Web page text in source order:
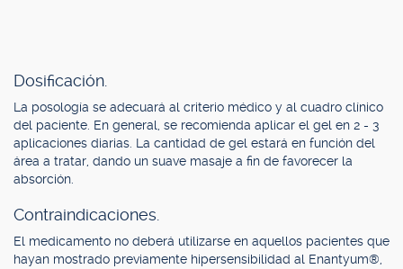
Dosificación.
La posología se adecuará al criterio médico y al cuadro clínico
del paciente. En general, se recomienda aplicar el gel en 2 - 3
aplicaciones diarias. La cantidad de gel estará en función del
área a tratar, dando un suave masaje a fin de favorecer la
absorción.
Contraindicaciones.
El medicamento no deberá utilizarse en aquellos pacientes que
hayan mostrado previamente hipersensibilidad al Enantyum®,